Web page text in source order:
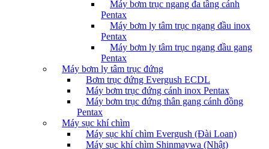
Máy bơm trục ngang đa tầng cánh
Pentax
Máy bơm ly tâm trục ngang đầu inox
Pentax
Máy bơm ly tâm trục ngang đầu gang
Pentax
Máy bơm ly tâm trục đứng
Bơm trục đứng Evergush ECDL
Máy bơm trục đứng cánh inox Pentax
Máy bơm trục đứng thân gang cánh đồng
Pentax
Máy sục khí chìm
Máy sục khí chìm Evergush (Đài Loan)
Máy sục khí chìm Shinmaywa (Nhật)